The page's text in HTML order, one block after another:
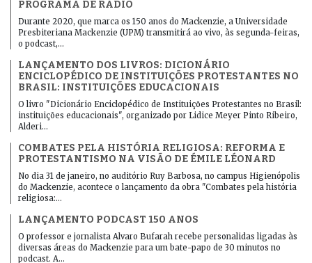
PROGRAMA DE RÁDIO
Durante 2020, que marca os 150 anos do Mackenzie, a Universidade
Presbiteriana Mackenzie (UPM) transmitirá ao vivo, às segunda-feiras,
o podcast,…
LANÇAMENTO DOS LIVROS: DICIONÁRIO
ENCICLOPÉDICO DE INSTITUIÇÕES PROTESTANTES NO
BRASIL: INSTITUIÇÕES EDUCACIONAIS
O livro "Dicionário Enciclopédico de Instituições Protestantes no Brasil:
instituições educacionais", organizado por Lidice Meyer Pinto Ribeiro,
Alderi…
COMBATES PELA HISTÓRIA RELIGIOSA: REFORMA E
PROTESTANTISMO NA VISÃO DE ÉMILE LÉONARD
No dia 31 de janeiro, no auditório Ruy Barbosa, no campus Higienópolis
do Mackenzie, acontece o lançamento da obra "Combates pela história
religiosa:…
LANÇAMENTO PODCAST 150 ANOS
O professor e jornalista Alvaro Bufarah recebe personalidas ligadas às
diversas áreas do Mackenzie para um bate-papo de 30 minutos no
podcast. A…